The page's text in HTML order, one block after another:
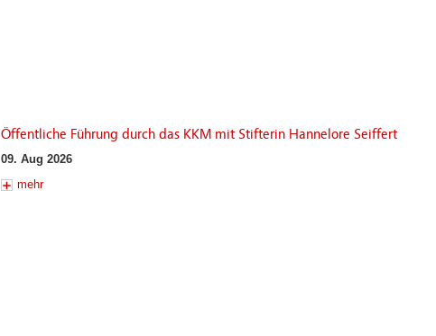
Öffentliche Führung durch das KKM mit Stifterin Hannelore Seiffert
09. Aug 2026
mehr